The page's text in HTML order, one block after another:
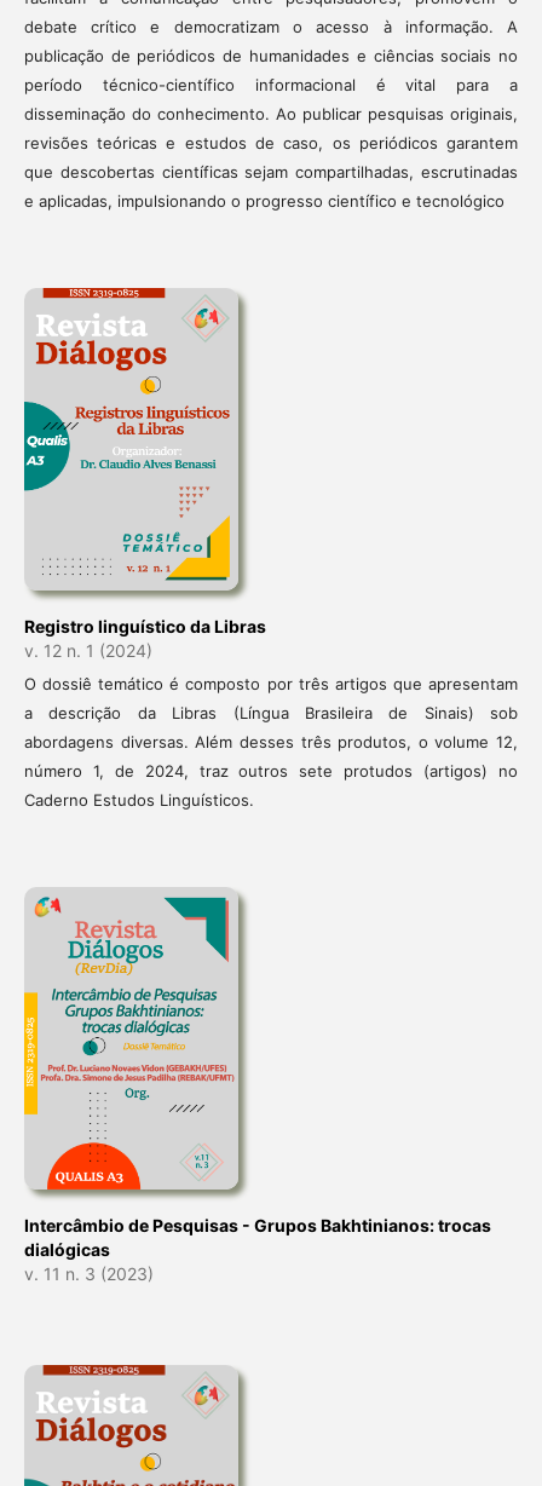
debate crítico e democratizam o acesso à informação. A
publicação de periódicos de humanidades e ciências sociais no
período técnico-científico informacional é vital para a
disseminação do conhecimento. Ao publicar pesquisas originais,
revisões teóricas e estudos de caso, os periódicos garantem
que descobertas científicas sejam compartilhadas, escrutinadas
e aplicadas, impulsionando o progresso científico e tecnológico
Registro linguístico da Libras
v. 12 n. 1 (2024)
O dossiê temático é composto por três artigos que apresentam
a descrição da Libras (Língua Brasileira de Sinais) sob
abordagens diversas. Além desses três produtos, o volume 12,
número 1, de 2024, traz outros sete protudos (artigos) no
Caderno Estudos Linguísticos.
Intercâmbio de Pesquisas - Grupos Bakhtinianos: trocas
dialógicas
v. 11 n. 3 (2023)